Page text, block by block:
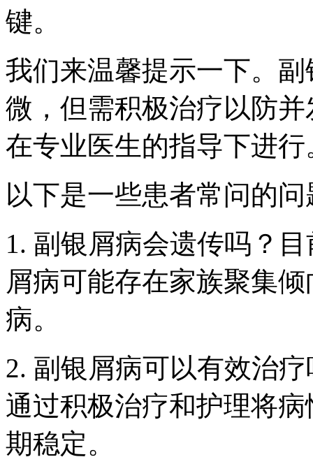
键。
我们来温馨提示一下。
微，但需积极治疗以防
在专业医生的指导下进行
以下是一些患者常问的
1. 副银屑病会遗传吗？
屑病可能存在家族聚集
病。
2. 副银屑病可以有效治
通过积极治疗和护理将
期稳定。